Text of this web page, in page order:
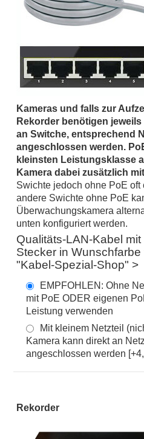
Kameras und falls zur
Rekorder benötigen
an Switche, entsprechend
angeschlossen werden.
kleinsten Leistungsklasse
Kamera dabei zusätzlich
Swichte jedoch ohne PoE oft
andere Swichte ohne PoE
Überwachungskamera
unten konfiguriert werden.
Qualitäts-LAN-Kabel
Stecker in
"Kabel-Spezial-Shop" >
EMPFOHLEN: Ohne
mit PoE ODER eigenen
Leistung verwenden
Mit kleinem Netzteil
Kamera kann direkt an
angeschlossen werden
Rekorder